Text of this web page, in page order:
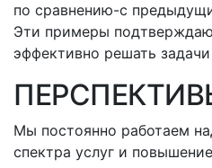
по сравнению-с
Эти примеры
эффективно решать
Мы постоянно работаем
спектра услуг и